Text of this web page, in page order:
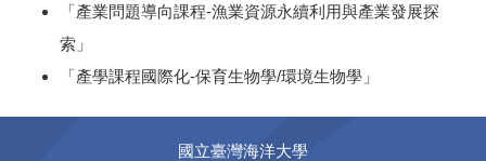
「產業問題導向課程-漁業資源永續利用與產業發展探
索」
「產學課程國際化-保育生物學/環境生物學」
國立臺灣海洋大學